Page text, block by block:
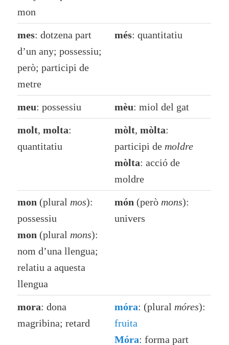
mon
mes: dotzena part
d’un any; possessiu;
però; participi de
metre
més: quantitatiu
meu: possessiu mèu: miol del gat
molt,molta:
quantitatiu
mòlt,mòlta:
participi de moldre
mòlta: acció de
moldre
mon (plural mos):
possessiu
mon (plural mons):
nom d’una llengua;
relatiu a aquesta
llengua
món (però mons):
univers
mora: dona
magribina; retard
móra: (plural móres):
fruita
Móra: forma part